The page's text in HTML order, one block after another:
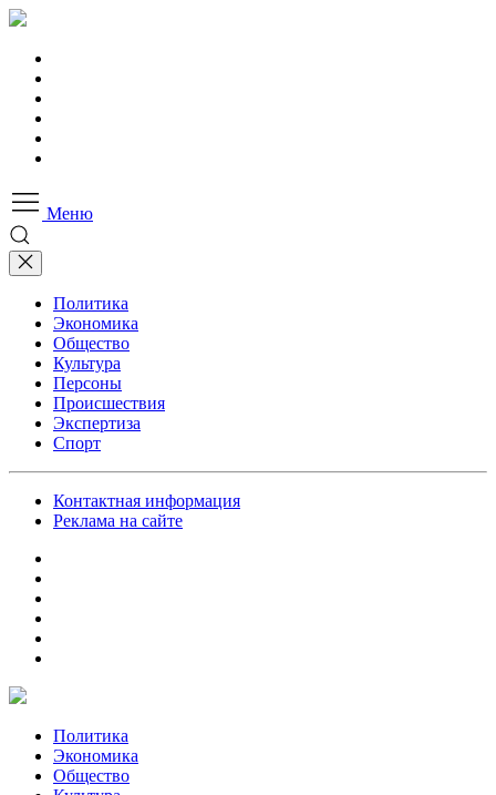
Меню
Политика
Экономика
Общество
Культура
Персоны
Происшествия
Экспертиза
Спорт
Контактная информация
Реклама на сайте
Политика
Экономика
Общество